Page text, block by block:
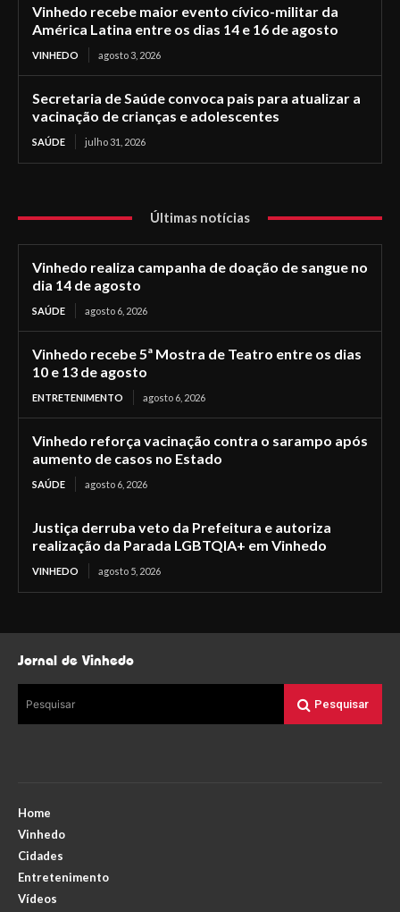
Vinhedo recebe maior evento cívico-militar da
América Latina entre os dias 14 e 16 de agosto
VINHEDO agosto 3, 2026
Secretaria de Saúde convoca pais para atualizar a
vacinação de crianças e adolescentes
SAÚDE julho 31, 2026
Últimas notícias
Vinhedo realiza campanha de doação de sangue no
dia 14 de agosto
SAÚDE agosto 6, 2026
Vinhedo recebe 5ª Mostra de Teatro entre os dias
10 e 13 de agosto
ENTRETENIMENTO agosto 6, 2026
Vinhedo reforça vacinação contra o sarampo após
aumento de casos no Estado
SAÚDE agosto 6, 2026
Justiça derruba veto da Prefeitura e autoriza
realização da Parada LGBTQIA+ em Vinhedo
VINHEDO agosto 5, 2026
Jornal de Vinhedo
Pesquisar Pesquisar
Home
Vinhedo
Cidades
Entretenimento
Vídeos